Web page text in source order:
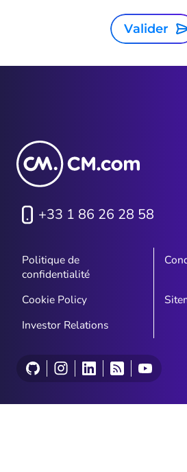
Valider
+33 1 86 26 28 58
Politique de
confidentialité
Cookie Policy
Investor Relations